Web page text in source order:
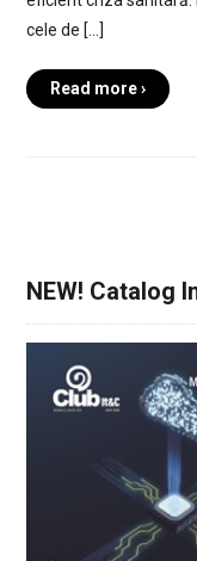
cele de […]
Read more ›
NEW! Catalog